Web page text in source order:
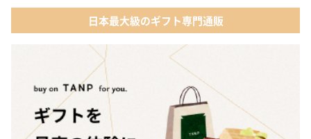
04 ファッション小物
05 入浴剤・バスケア
03 ショコラフレナチュール
04 ＜クランチチョコレート＞ダーク＆ミルク＆キャラメル＆ホワ
イト 60g
05 葉山のショコラ・カロ＜4個入＞
日本最大級のギフト専門通販